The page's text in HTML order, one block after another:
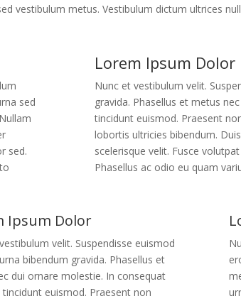
vestibulum metus. Vestibulum dictum ultrices
sed
sed.
Lorem Ipsum Dolor
Nunc et vestibulum velit.
gravida. Phasellus et metus
tincidunt euismod. Praesent
lobortis ultricies bibendum.
scelerisque velit. Fusce
Phasellus ac odio eu quam
Ipsum Dolor
velit. Suspendisse euismod
bibendum gravida. Phasellus et
dui ornare molestie. In consequat
tincidunt euismod. Praesent non